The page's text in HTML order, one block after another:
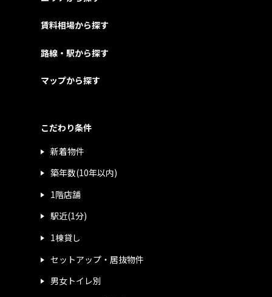
賃料相場から探す
路線・駅から探す
マップから探す
こだわり条件
新着物件
築年数(10年以内)
1階店舗
駅近(1分)
1棟貸し
セットアップ・居抜物件
男女トイレ別